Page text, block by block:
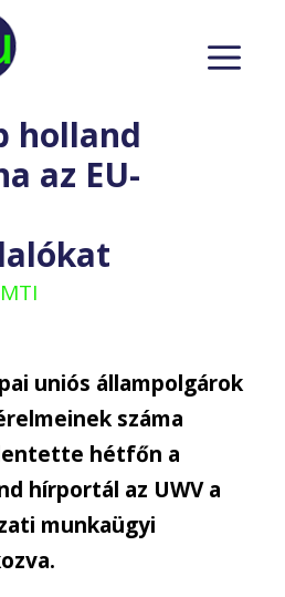
holland
az EU-
MTI
uniós állampolgárok
száma
hétfőn a
hírportál az UWV a
munkaügyi